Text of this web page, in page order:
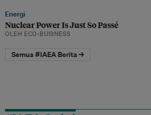
Energi
Nuclear Power Is Just So Passé
OLEH ECO-BUSINESS
Semua #IAEA Berita →